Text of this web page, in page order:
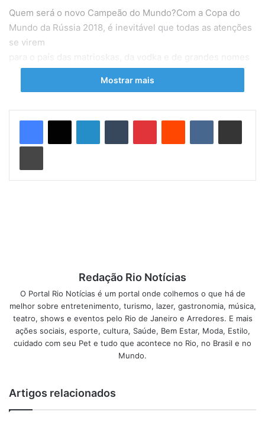
Quem será o novo Campeão do Mundo?Com a Copa do
Mundo da Rússia 2018, é inevitável que todas as atenções
se virem
para o país das matrioskas, da vodka e de grandes nomes
da literatura universal, como Tolstói e
Dostoiévski. Não só no Brasil como por todo o mundo, pois
Apostas esportivas
Esse será também, certamente, um período de
crescimento intenso de apostas esportivas online. O
interesse pela Copa leva ao entusiasmo dos apostadores,
que não deixarão de procurartodo o gênero de
que simplesmente adivinhar quem será o campeão no
final.
Mostrar mais
Redação Rio Notícias
O Portal Rio Notícias é um portal onde colhemos o que há de
melhor sobre entretenimento, turismo, lazer, gastronomia, música,
teatro, shows e eventos pelo Rio de Janeiro e Arredores. E mais
ações sociais, esporte, cultura, Saúde, Bem Estar, Moda, Estilo,
cuidado com seu Pet e tudo que acontece no Rio, no Brasil e no
Mundo.
Artigos relacionados